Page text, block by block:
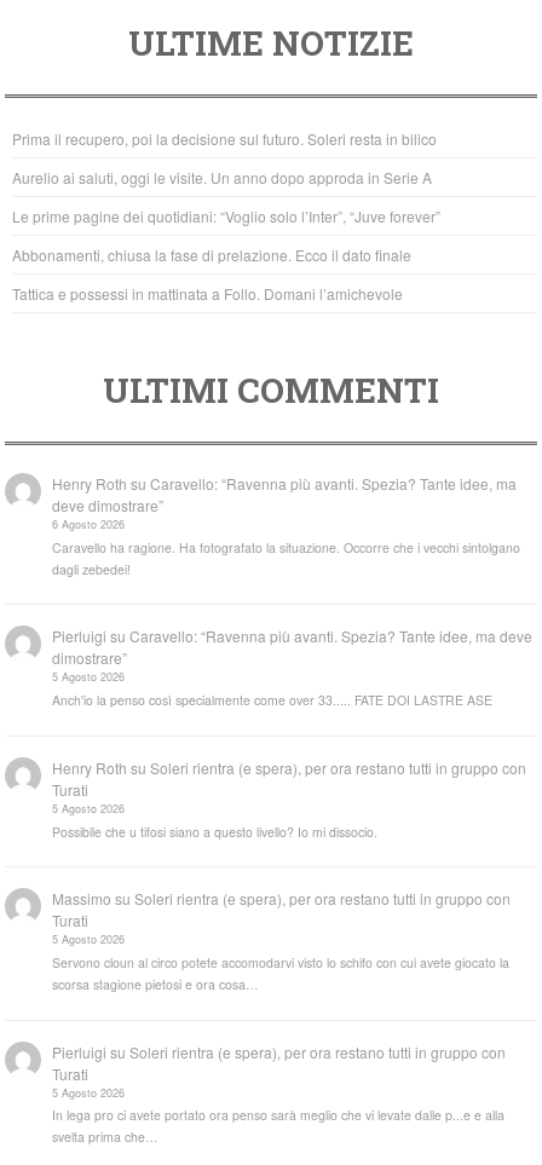
e
b
o
o
k
er
at
s
A
p
p
ULTIME NOTIZIE
Prima il recupero, poi la decisione sul futuro. Soleri resta in bilico
Aurelio ai saluti, oggi le visite. Un anno dopo approda in Serie A
Le prime pagine dei quotidiani: “Voglio solo l’Inter”, “Juve forever”
Abbonamenti, chiusa la fase di prelazione. Ecco il dato finale
Tattica e possessi in mattinata a Follo. Domani l’amichevole
ULTIMI COMMENTI
Henry Roth suCaravello: “Ravenna più avanti. Spezia? Tante idee, ma
deve dimostrare”
6 Agosto 2026
Caravello ha ragione. Ha fotografato la situazione. Occorre che i vecchi sintolgano
dagli zebedei!
Pierluigi suCaravello: “Ravenna più avanti. Spezia? Tante idee, ma deve
dimostrare”
5 Agosto 2026
Anch'io la penso così specialmente come over 33..... FATE DOI LASTRE ASE
Henry Roth suSoleri rientra (e spera), per ora restano tutti in gruppo con
Turati
5 Agosto 2026
Possibile che u tifosi siano a questo livello? Io mi dissocio.
Massimo suSoleri rientra (e spera), per ora restano tutti in gruppo con
Turati
5 Agosto 2026
Servono cloun al circo potete accomodarvi visto lo schifo con cui avete giocato la
scorsa stagione pietosi e ora cosa…
Pierluigi suSoleri rientra (e spera), per ora restano tutti in gruppo con
Turati
5 Agosto 2026
In lega pro ci avete portato ora penso sarà meglio che vi levate dalle p...e e alla
svelta prima che…